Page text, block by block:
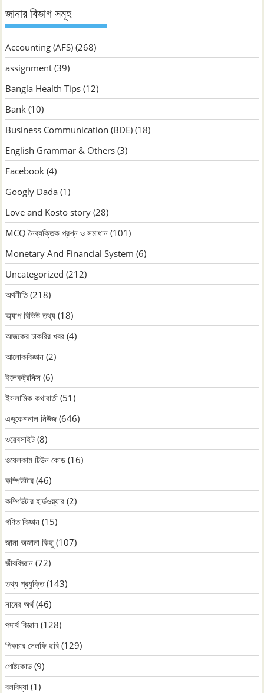
জানার বিভাগ সমূহ
Accounting (AFS) (268)
assignment (39)
Bangla Health Tips (12)
Bank (10)
Business Communication (BDE) (18)
English Grammar & Others (3)
Facebook (4)
Googly Dada (1)
Love and Kosto story (28)
MCQ নৈব্যক্তিক প্রশ্ন ও সমাধান (101)
Monetary And Financial System (6)
Uncategorized (212)
অর্থনীতি(218)
অ্যাপ রিভিউ তথ্য (18)
আজকের চাকরির খবর (4)
আলোকবিজ্ঞান (2)
ইলেকট্রনিক্স (6)
ইসলামিক কথাবার্তা (51)
এডুকেশনাল নিউজ (646)
ওয়েবসাইট (8)
ওয়েলকাম টিউন কোড (16)
কম্পিউটার (46)
কম্পিউটার হার্ডওয়্যার (2)
গণিত বিজ্ঞান (15)
জানা অজানা কিছু (107)
জীববিজ্ঞান (72)
তথ্য প্রযুক্তি(143)
নামের অর্থ(46)
পদার্থ বিজ্ঞান (128)
পিকচার সেলফি ছবি (129)
পোষ্টকোড (9)
বলবিদ্যা (1)